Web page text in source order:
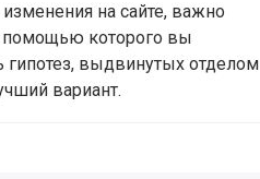
на сайте, важно
помощью которого вы
гипотез, выдвинутых отделом
вариант.